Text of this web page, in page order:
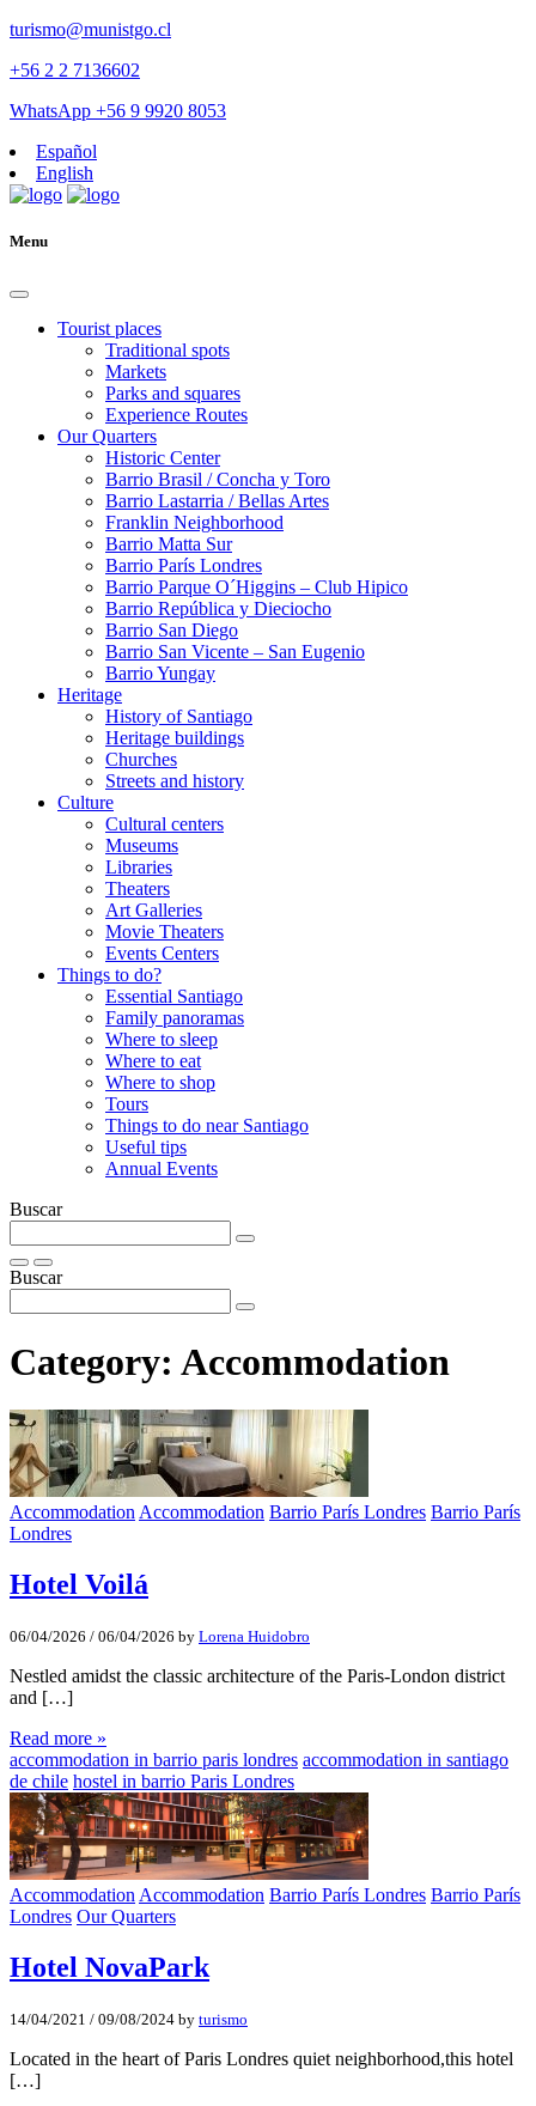
turismo@munistgo.cl
+56 2 2 7136602
WhatsApp +56 9 9920 8053
Español
English
Menu
Tourist places
Traditional spots
Markets
Parks and squares
Experience Routes
Our Quarters
Historic Center
Barrio Brasil / Concha y Toro
Barrio Lastarria / Bellas Artes
Franklin Neighborhood
Barrio Matta Sur
Barrio Parí­s Londres
Barrio Parque O´Higgins – Club Hipico
Barrio República y Dieciocho
Barrio San Diego
Barrio San Vicente – San Eugenio
Barrio Yungay
Heritage
History of Santiago
Heritage buildings
Churches
Streets and history
Culture
Cultural centers
Museums
Libraries
Theaters
Art Galleries
Movie Theaters
Events Centers
Things to do?
Essential Santiago
Family panoramas
Where to sleep
Where to eat
Where to shop
Tours
Things to do near Santiago
Useful tips
Annual Events
Buscar
Buscar
Category: Accommodation
Accommodation Accommodation Barrio París Londres Barrio París
Londres
Hotel Voilá
06/04/2026 / 06/04/2026 by Lorena Huidobro
Nestled amidst the classic architecture of the Paris-London district
and […]
Read more »
accommodation in barrio paris londres accommodation in santiago
de chile hostel in barrio Paris Londres
Accommodation Accommodation Barrio París Londres Barrio París
Londres Our Quarters
Hotel NovaPark
14/04/2021 / 09/08/2024 by turismo
Located in the heart of Paris Londres quiet neighborhood,this hotel
[…]